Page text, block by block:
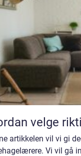
velge
artikkelen vil vi gi
Vi vil gå